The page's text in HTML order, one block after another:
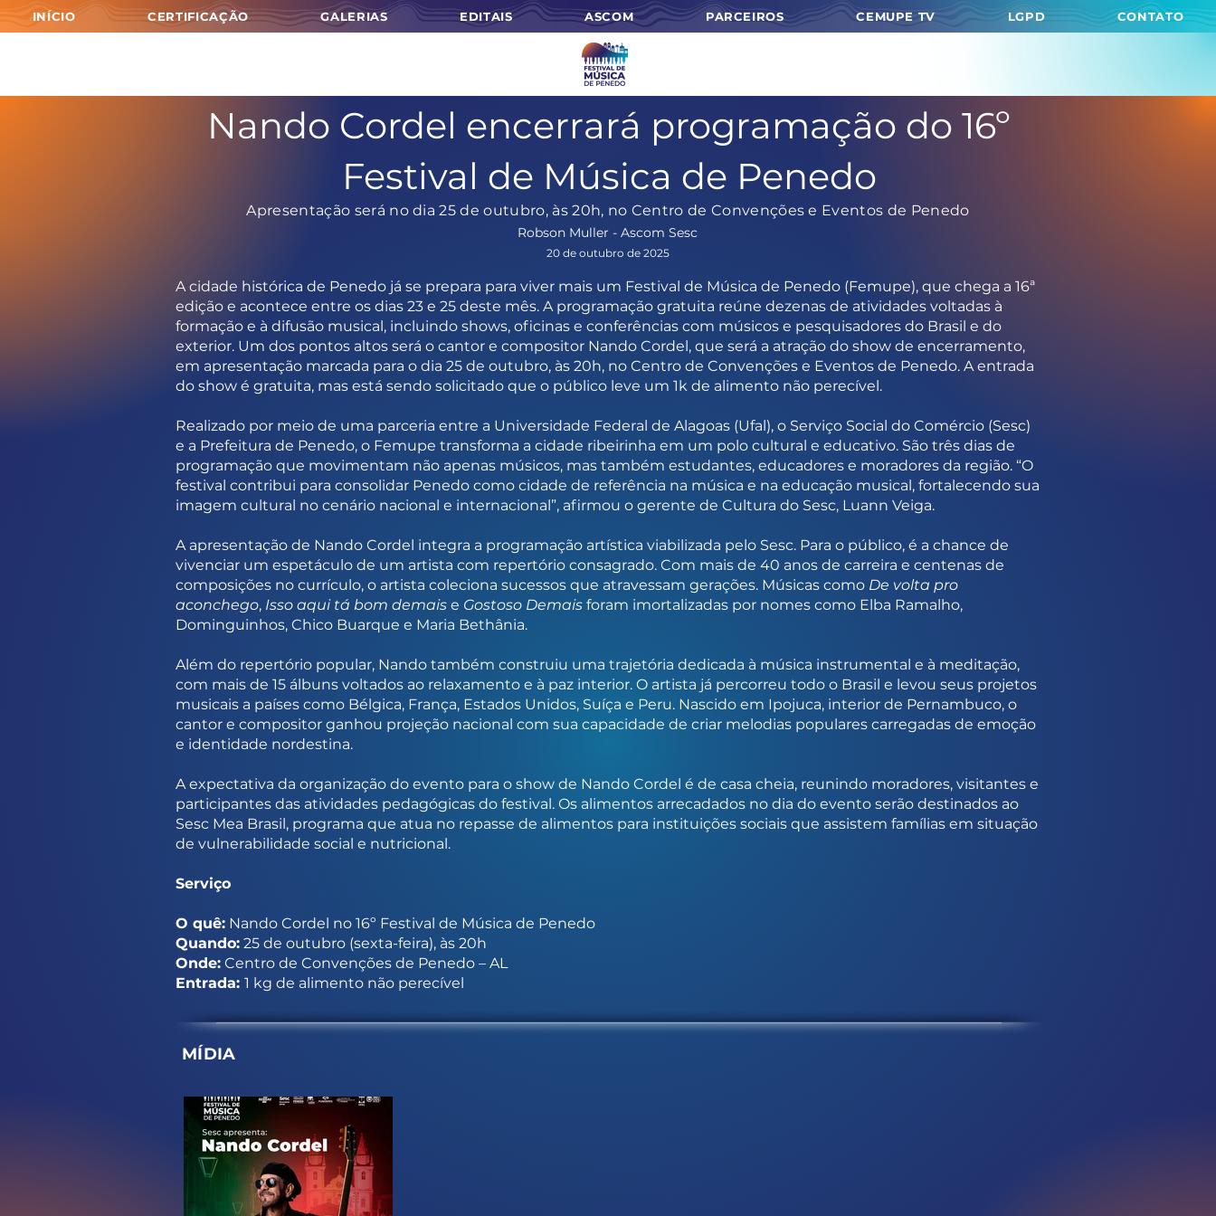
INÍCIO CERTIFICAÇÃO GALERIAS EDITAIS ASCOM PARCEIROS CEMUPE TV LGPD CONTATO
Nando Cordel encerrará programação do 16º
Festival de Música de Penedo
Apresentação será no dia 25 de outubro, às 20h, no Centro de Convenções e Eventos de Penedo
Robson Muller - Ascom Sesc
20 de outubro de 2025
A cidade histórica de Penedo já se prepara para viver mais um Festival de Música de Penedo (Femupe), que chega a 16ª
edição e acontece entre os dias 23 e 25 deste mês. A programação gratuita reúne dezenas de atividades voltadas à
formação e à difusão musical, incluindo shows, oficinas e conferências com músicos e pesquisadores do Brasil e do
exterior. Um dos pontos altos será o cantor e compositor Nando Cordel, que será a atração do show de encerramento,
em apresentação marcada para o dia 25 de outubro, às 20h, no Centro de Convenções e Eventos de Penedo. A entrada
do show é gratuita, mas está sendo solicitado que o público leve um 1k de alimento não perecível.
Realizado por meio de uma parceria entre a Universidade Federal de Alagoas (Ufal), o Serviço Social do Comércio (Sesc)
e a Prefeitura de Penedo, o Femupe transforma a cidade ribeirinha em um polo cultural e educativo. São três dias de
programação que movimentam não apenas músicos, mas também estudantes, educadores e moradores da região. “O
festival contribui para consolidar Penedo como cidade de referência na música e na educação musical, fortalecendo sua
imagem cultural no cenário nacional e internacional”, afirmou o gerente de Cultura do Sesc, Luann Veiga.
A apresentação de Nando Cordel integra a programação artística viabilizada pelo Sesc. Para o público, é a chance de
vivenciar um espetáculo de um artista com repertório consagrado. Com mais de 40 anos de carreira e centenas de
composições no currículo, o artista coleciona sucessos que atravessam gerações. Músicas como De volta pro
aconchego, Isso aqui tá bom demais e Gostoso Demais foram imortalizadas por nomes como Elba Ramalho,
Dominguinhos, Chico Buarque e Maria Bethânia.
Além do repertório popular, Nando também construiu uma trajetória dedicada à música instrumental e à meditação,
com mais de 15 álbuns voltados ao relaxamento e à paz interior. O artista já percorreu todo o Brasil e levou seus projetos
musicais a países como Bélgica, França, Estados Unidos, Suíça e Peru. Nascido em Ipojuca, interior de Pernambuco, o
cantor e compositor ganhou projeção nacional com sua capacidade de criar melodias populares carregadas de emoção
e identidade nordestina.
A expectativa da organização do evento para o show de Nando Cordel é de casa cheia, reunindo moradores, visitantes e
participantes das atividades pedagógicas do festival. Os alimentos arrecadados no dia do evento serão destinados ao
Sesc Mea Brasil, programa que atua no repasse de alimentos para instituições sociais que assistem famílias em situação
de vulnerabilidade social e nutricional.
Serviço
O quê: Nando Cordel no 16º Festival de Música de Penedo
Quando: 25 de outubro (sexta-feira), às 20h
Onde: Centro de Convenções de Penedo – AL
Entrada: 1 kg de alimento não perecível
MÍDIA